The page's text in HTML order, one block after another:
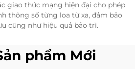
giao thức mạng hiện đại cho phép
thông số từng loa từ xa, đảm bảo
cũng như hiệu quả bảo trì.
phẩm Mới